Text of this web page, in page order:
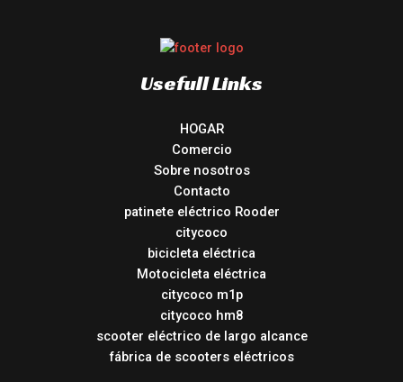
Usefull Links
HOGAR
Comercio
Sobre nosotros
Contacto
patinete eléctrico Rooder
citycoco
bicicleta eléctrica
Motocicleta eléctrica
citycoco m1p
citycoco hm8
scooter eléctrico de largo alcance
fábrica de scooters eléctricos